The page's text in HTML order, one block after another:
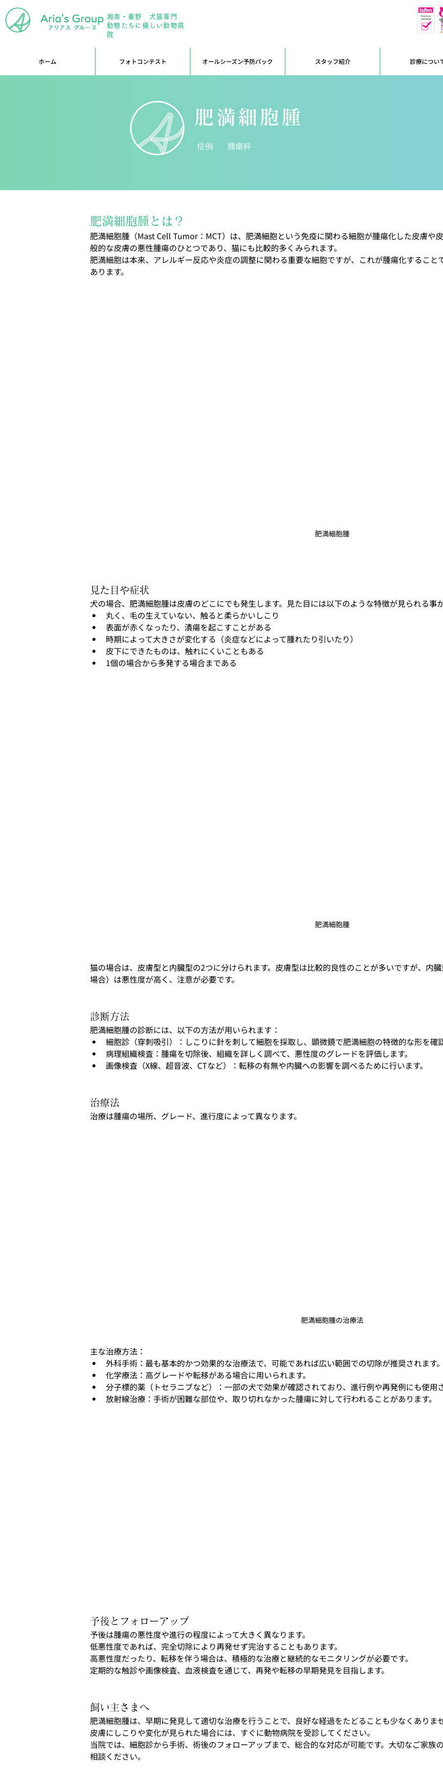
湘南・秦野 犬猫専門
動物たちに優しい動物病
院
ホーム フォトコンテスト オールシーズン予防パック スタッフ紹介 診療につい
肥満細胞腫
症例 腫瘍科
肥満細胞腫とは？
肥満細胞腫（Mast Cell Tumor：MCT）は、肥満細胞という免疫に関わる細胞が腫瘍化した皮膚や
般的な皮膚の悪性腫瘍のひとつであり、猫にも比較的多くみられます。
肥満細胞は本来、アレルギー反応や炎症の調整に関わる重要な細胞ですが、これが腫瘍化するこ
あります。
肥満細胞腫
見た目や症状
犬の場合、肥満細胞腫は皮膚のどこにでも発生します。見た目には以下のような特徴が見られる事
丸く、毛の生えていない、触ると柔らかいしこり
表面が赤くなったり、潰瘍を起こすことがある
時期によって大きさが変化する（炎症などによって腫れたり引いたり）
皮下にできたものは、触れにくいこともある
1個の場合から多発する場合まである
肥満細胞腫
猫の場合は、皮膚型と内臓型の2つに分けられます。皮膚型は比較的良性のことが多いですが、内
場合）は悪性度が高く、注意が必要です。
診断方法
肥満細胞腫の診断には、以下の方法が用いられます：
細胞診（穿刺吸引）：しこりに針を刺して細胞を採取し、顕微鏡で肥満細胞の特徴的な形を確
病理組織検査：腫瘍を切除後、組織を詳しく調べて、悪性度のグレードを評価します。
画像検査（X線、超音波、CTなど）：転移の有無や内臓への影響を調べるために行います。
治療法
治療は腫瘍の場所、グレード、進行度によって異なります。
肥満細胞腫の治療法
主な治療方法：
外科手術：最も基本的かつ効果的な治療法で、可能であれば広い範囲での切除が推奨されます。
化学療法：高グレードや転移がある場合に用いられます。
分子標的薬（トセラニブなど）：一部の犬で効果が確認されており、進行例や再発例にも使用さ
放射線治療：手術が困難な部位や、取り切れなかった腫瘍に対して行われることがあります。
予後とフォローアップ
予後は腫瘍の悪性度や進行の程度によって大きく異なります。
低悪性度であれば、完全切除により再発せず完治することもあります。
高悪性度だったり、転移を伴う場合は、積極的な治療と継続的なモニタリングが必要です。
定期的な触診や画像検査、血液検査を通じて、再発や転移の早期発見を目指します。
飼い主さまへ
肥満細胞腫は、早期に発見して適切な治療を行うことで、良好な経過をたどることも少なくありま
皮膚にしこりや変化が見られた場合には、すぐに動物病院を受診してください。
当院では、細胞診から手術、術後のフォローアップまで、総合的な対応が可能です。大切なご家族
相談ください。